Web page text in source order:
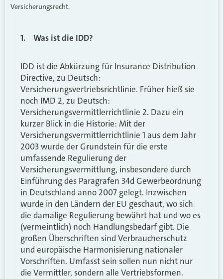
Versicherungsrecht.
1. Was ist die IDD?
IDD ist die Abkürzung für Insurance Distribution
Directive, zu Deutsch:
Versicherungsvertriebsrichtlinie. Früher hieß sie
noch IMD 2, zu Deutsch:
Versicherungsvermittlerrichtlinie 2. Dazu ein
kurzer Blick in die Historie: Mit der
Versicherungsvermittlerrichtlinie 1 aus dem Jahr
2003 wurde der Grundstein für die erste
umfassende Regulierung der
Versicherungsvermittlung, insbesondere durch
Einführung des Paragrafen 34d Gewerbeordnung
in Deutschland anno 2007 gelegt. Inzwischen
wurde in den Ländern der EU geschaut, wo sich
die damalige Regulierung bewährt hat und wo es
(vermeintlich) noch Handlungsbedarf gibt. Die
großen Überschriften sind Verbraucherschutz
und europäische Harmonisierung nationaler
Vorschriften. Umfasst sein sollen nun nicht nur
die Vermittler, sondern alle Vertriebsformen.